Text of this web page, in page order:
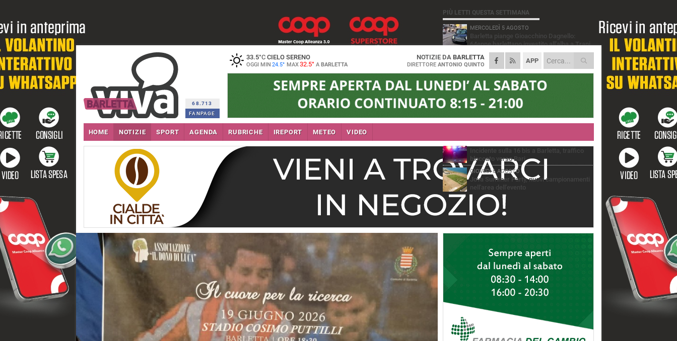
68.713
FANPAGE
33.5°CCIELO SERENO
OGGI MIN 24.5° MAX32.5° A BARLETTA
APP
NOTIZIE DA BARLETTA
DIRETTORE ANTONIO QUINTO
HOME NOTIZIE SPORT AGENDA RUBRICHE IREPORT METEO VIDEO
PIÙ LETTI QUESTA SETTIMANA
MERCOLEDÌ 5 AGOSTO
Barletta piange Gioacchino Dagnello:
64enne barlettano investito all'alba a Trani
GIOVEDÌ 6 AGOSTO
Il ricordo di "Cecco", il benzinaio col
sorriso: «Contava i giorni che lo
separavano dalla pensione»
MERCOLEDÌ 5 AGOSTO
sopralluogo nell'area dell'evento
Beni confiscati alla mafia. Nasce il servizio
VENERDÌ 7 AGOSTO
Incidente sulla 16 bis a Barletta, traffico
bloccato verso Bari
GIOVEDÌ 6 AGOSTO
Jova Summer Party, nuovi campionamenti
nell'area dell'evento